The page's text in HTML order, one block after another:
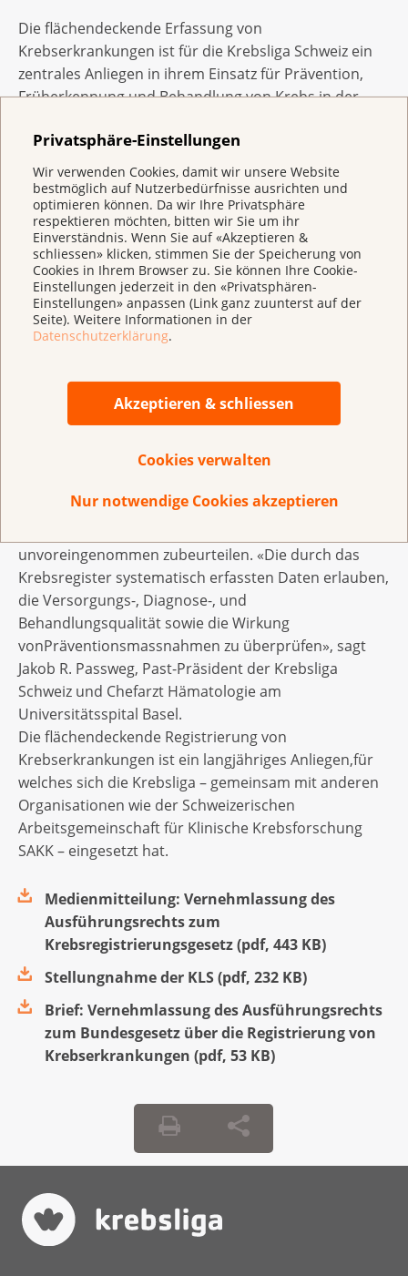
Privatsphäre-Einstellungen
Wir verwenden Cookies, damit wir unsere Website
bestmöglich auf Nutzerbedürfnisse ausrichten und
optimieren können. Da wir Ihre Privatsphäre
respektieren möchten, bitten wir Sie um ihr
Einverständnis. Wenn Sie auf «Akzeptieren &
schliessen» klicken, stimmen Sie der Speicherung von
Cookies in Ihrem Browser zu. Sie können Ihre Cookie-
Einstellungen jederzeit in den «Privatsphären-
Einstellungen» anpassen (Link ganz zuunterst auf der
Seite). Weitere Informationen in der
Datenschutzerklärung.
Akzeptieren & schliessen
Cookies verwalten
Nur notwendige Cookies akzeptieren
Die flächendeckende Erfassung von
Krebserkrankungen ist für die Krebsliga Schweiz ein
zentrales Anliegen in ihrem Einsatz für Prävention,
Früherkennung und Behandlung von Krebs in der
zusammen mit den kantonalen Krebsligen seit
langem sowohl konzeptionell als auch auf politischer
Ebene fürein eidgenössisches Krebsregister. Die
Stellungnahme zum Entwurf der
Krebsregistrierungsverordnung (KRV) ist in
Kooperation mit den Oncosuisse-Organisationen,
SwissCancerScreening und dem Kinderkrebsregister
entstanden.
Box: Krebsregistrierungsgesetz
Die rechtliche Verankerung einer schweizweit
einheitlichen Erfassung von Angaben
Informationen über Häufigkeit und Behandlung von
Informationen erlauben esbeispielsweise, den Erfolg
unvoreingenommen zubeurteilen. «Die durch das
Krebsregister systematisch erfassten Daten erlauben,
die Versorgungs-, Diagnose-, und
Behandlungsqualität sowie die Wirkung
vonPräventionsmassnahmen zu überprüfen», sagt
Jakob R. Passweg, Past-Präsident der Krebsliga
Schweiz und Chefarzt Hämatologie am
Universitätsspital Basel.
Die flächendeckende Registrierung von
Krebserkrankungen ist ein langjähriges Anliegen,für
welches sich die Krebsliga – gemeinsam mit anderen
Organisationen wie der Schweizerischen
Arbeitsgemeinschaft für Klinische Krebsforschung
SAKK – eingesetzt hat.
Medienmitteilung: Vernehmlassung des
Ausführungsrechts zum
Krebsregistrierungsgesetz(pdf, 443 KB)
Stellungnahme der KLS(pdf, 232 KB)
Brief: Vernehmlassung des Ausführungsrechts
zum Bundesgesetz über die Registrierung von
Krebserkrankungen (pdf, 53 KB)